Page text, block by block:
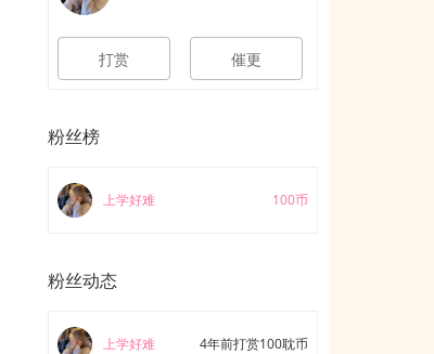
打赏 催更
粉丝榜
上学好难 100币
粉丝动态
上学好难 4年前打赏100耽币